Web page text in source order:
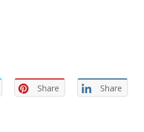
Share Share